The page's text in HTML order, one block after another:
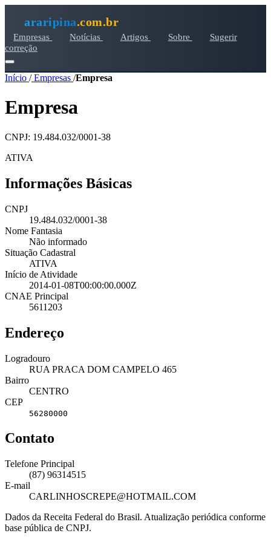
araripina.com.br
Empresas Notícias Artigos Sobre
Sugerir
correção
Início /Empresas /Empresa
Empresa
CNPJ: 19.484.032/0001-38
ATIVA
Informações Básicas
CNPJ
19.484.032/0001-38
Nome Fantasia
Não informado
Situação Cadastral
ATIVA
Início de Atividade
2014-01-08T00:00:00.000Z
CNAE Principal
5611203
Endereço
Logradouro
RUA PRACA DOM CAMPELO 465
Bairro
CENTRO
CEP
56280000
Contato
Telefone Principal
(87) 96314515
E-mail
CARLINHOSCREPE@HOTMAIL.COM
Dados da Receita Federal do Brasil. Atualização periódica conforme
base pública de CNPJ.